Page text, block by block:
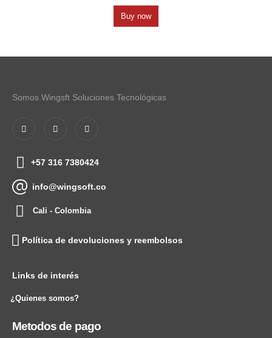
Buy now
Somos Wingsft Soluciones Tecnológicas
+57 316 7380424
info@wingsoft.co
Cali - Colombia
Política de devoluciones y reembolsos
Links de interés
¿Quienes somos?
Metodos de pago